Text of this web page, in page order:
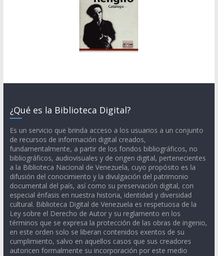
¿Qué es la Biblioteca Digital?
Es un servicio que brinda acceso a los usuarios a un conjunto
de recursos de información digital creados,
fundamentalmente, a partir de los fondos bibliográficos, no
bibliográficos, audiovisuales y de origen digital, pertenecientes
a la Biblioteca Nacional de Venezuela, cuyo propósito es la
difusión del conocimiento y la divulgación del patrimonio
documental del país, así como su preservación digital, con
especial énfasis en nuestra historia, identidad y diversidad
cultural. Biblioteca Digital de Venezuela es respetuosa de la
Ley sobre el Derecho de Autor y su reglamento en los
términos que se expresa la protección de las obras de ingenio,
en este orden solo se liberan contenidos exentos de su
cumplimiento, salvo en aquellos casos que sus creadores
autoricen formalmente su incorporación por este medio